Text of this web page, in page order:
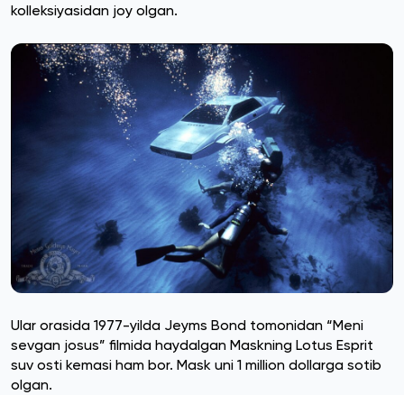
kolleksiyasidan joy olgan.
Ular orasida 1977-yilda Jeyms Bond tomonidan “Meni
sevgan josus” filmida haydalgan Maskning Lotus Esprit
suv osti kemasi ham bor. Mask uni 1 million dollarga sotib
olgan.